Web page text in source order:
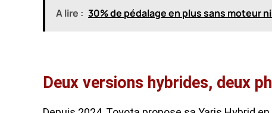
A lire : 30% de pédalage en plus sans moteur
Deux versions hybrides, deux